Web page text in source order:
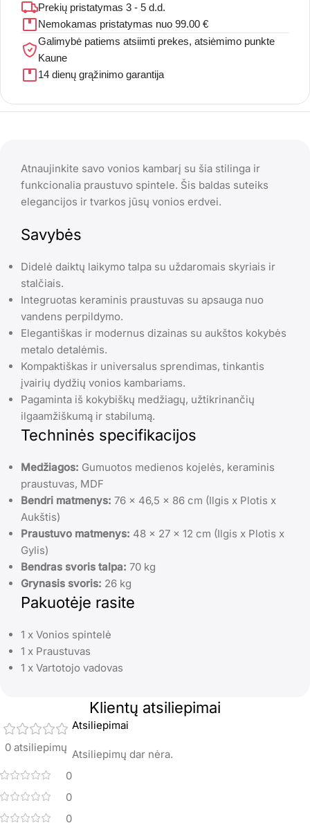
Prekių pristatymas 3 - 5 d.d.
Nemokamas pristatymas nuo 99.00 €
Galimybė patiems atsiimti prekes, atsiėmimo punkte
Kaune
14 dienų grąžinimo garantija
Atnaujinkite savo vonios kambarį su šia stilinga ir
funkcionalia praustuvo spintele. Šis baldas suteiks
elegancijos ir tvarkos jūsų vonios erdvei.
Savybės
Didelė daiktų laikymo talpa su uždaromais skyriais ir
stalčiais.
Integruotas keraminis praustuvas su apsauga nuo
vandens perpildymo.
Elegantiškas ir modernus dizainas su aukštos kokybės
metalo detalėmis.
Kompaktiškas ir universalus sprendimas, tinkantis
įvairių dydžių vonios kambariams.
Pagaminta iš kokybiškų medžiagų, užtikrinančių
ilgaamžiškumą ir stabilumą.
Techninės specifikacijos
Medžiagos: Gumuotos medienos kojelės, keraminis
praustuvas, MDF
Bendri matmenys: 76 x 46,5 x 86 cm (Ilgis x Plotis x
Aukštis)
Praustuvo matmenys: 48 x 27 x 12 cm (Ilgis x Plotis x
Gylis)
Bendras svoris talpa: 70 kg
Grynasis svoris: 26 kg
Pakuotėje rasite
1 x Vonios spintelė
1 x Praustuvas
1 x Vartotojo vadovas
Klientų atsiliepimai
0 atsiliepimų
0
0
0
Atsiliepimai
Atsiliepimų dar nėra.